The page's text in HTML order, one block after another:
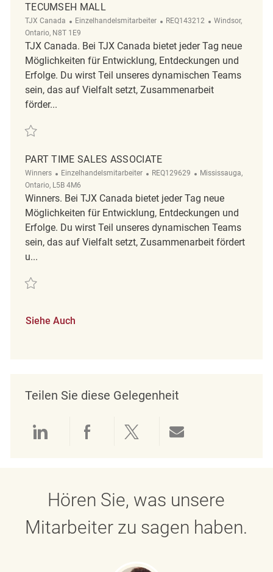
TECUMSEH MALL
TJX Canada Kategorie
Einzelhandelsmitarbeiter ReqId
REQ143212 Ort
Windsor,
Ontario, N8T 1E9
TJX Canada. Bei TJX Canada bietet jeder Tag neue
Möglichkeiten für Entwicklung, Entdeckungen und
Erfolge. Du wirst Teil unseres dynamischen Teams
sein, das auf Vielfalt setzt, Zusammenarbeit
förder...
Retten Retail Store Associate Part Time Seasonal Marshalls/
PART TIME SALES ASSOCIATE
Winners Kategorie
Einzelhandelsmitarbeiter ReqId
REQ129629 Ort
Mississauga,
Ontario, L5B 4M6
Winners. Bei TJX Canada bietet jeder Tag neue
Möglichkeiten für Entwicklung, Entdeckungen und
Erfolge. Du wirst Teil unseres dynamischen Teams
sein, das auf Vielfalt setzt, Zusammenarbeit fördert
u...
Retten Part Time Sales Associate REQ129629
Siehe Auch
Teilen Sie diese Gelegenheit
Über LinkedIn teilen
Über Facebook teilen
Über Twitter teilen
Hören Sie, was unsere
Mitarbeiter zu sagen haben.